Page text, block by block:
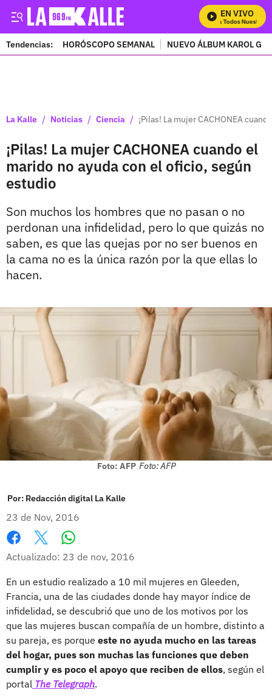
EN VIVO
Mira Todos Nuestros
Tendencias: HORÓSCOPO SEMANAL NUEVO ÁLBUM KAROL G
La Kalle / Noticias / Ciencia / ¡Pilas! La mujer CACHONEA
¡Pilas! La mujer CACHONEA cuando el
marido no ayuda con el oficio, según
estudio
Son muchos los hombres que no pasan o no
perdonan una infidelidad, pero lo que quizás no
saben, es que las quejas por no ser buenos en
la cama no es la única razón por la que ellas lo
hacen.
Foto: AFP Foto: AFP
Por: Redacción digital La Kalle
23 de Nov, 2016
Facebook
X
Actualizado: 23 de nov, 2016
En un estudio realizado a 10 mil mujeres en Gleeden,
Francia, una de las ciudades donde hay mayor índice de
infidelidad, se descubrió que uno de los motivos por los
que las mujeres buscan compañía de un hombre, distinto a
su pareja, es porque este no ayuda mucho en las tareas
del hogar, pues son muchas las funciones que deben
cumplir y es poco el apoyo que reciben de ellos, según el
portal The Telegraph.